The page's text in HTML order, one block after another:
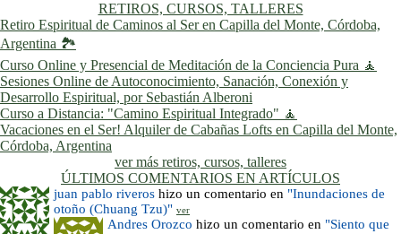
RETIROS, CURSOS, TALLERES
Retiro Espiritual de Caminos al Ser en Capilla del Monte, Córdoba,
Argentina 🏞️
Curso Online y Presencial de Meditación de la Conciencia Pura 🧘
Sesiones Online de Autoconocimiento, Sanación, Conexión y
Desarrollo Espiritual, por Sebastián Alberoni
Curso a Distancia: "Camino Espiritual Integrado" 🧘
Vacaciones en el Ser! Alquiler de Cabañas Lofts en Capilla del Monte,
Córdoba, Argentina
ver más retiros, cursos, talleres
ÚLTIMOS COMENTARIOS EN ARTÍCULOS
juan pablo riveros hizo un comentario en "Inundaciones de
otoño (Chuang Tzu)" ver
Andres Orozco hizo un comentario en "Siento que